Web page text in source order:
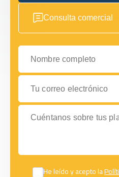
Consulta comercial
Nombre completo
Tu correo electrónico
Cuéntanos sobre tus planes
He leído y acepto la